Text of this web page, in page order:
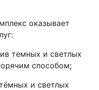
оказывает
темных и светлых
способом;
и светлых